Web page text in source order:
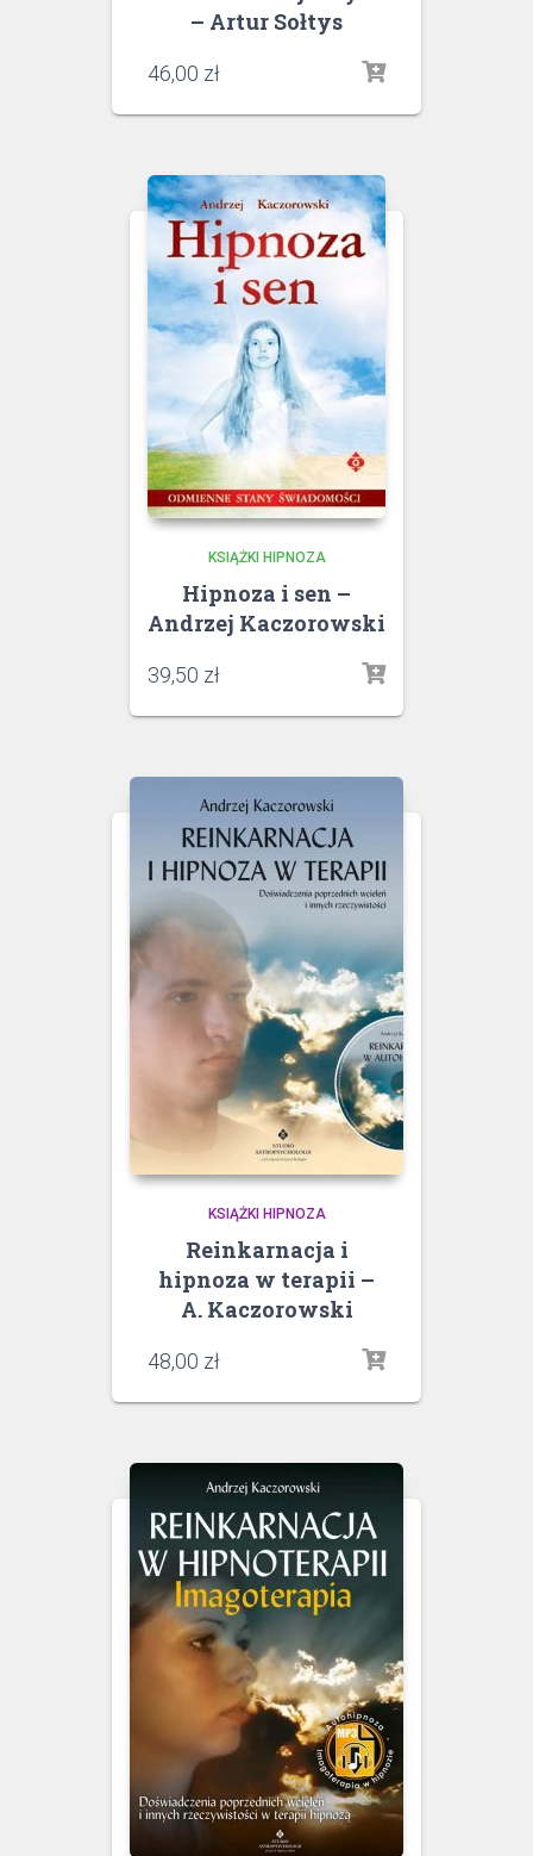
– Artur Sołtys
46,00 zł
KSIĄŻKI HIPNOZA
Hipnoza i sen –
Andrzej Kaczorowski
39,50 zł
KSIĄŻKI HIPNOZA
Reinkarnacja i
hipnoza w terapii –
A. Kaczorowski
48,00 zł